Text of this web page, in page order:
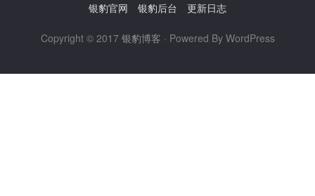
银豹官网 银豹后台 更新日志
Copyright © 2017 银豹博客 · Powered By WordPress